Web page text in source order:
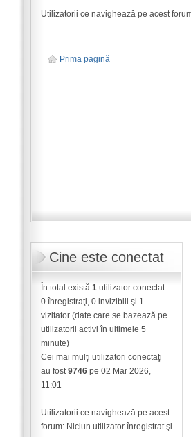
Utilizatorii ce navighează pe acest
Prima pagină
Cine este conectat
În total există 1utilizator conectat ::
0 înregistraţi, 0 invizibili şi 1
vizitator (date care se bazează pe
utilizatorii activi în ultimele 5
minute)
Cei mai mulţi utilizatori conectaţi
au fost9746pe 02 Mar 2026,
11:01
Utilizatorii ce navighează pe acest
forum: Niciun utilizator înregistrat şi